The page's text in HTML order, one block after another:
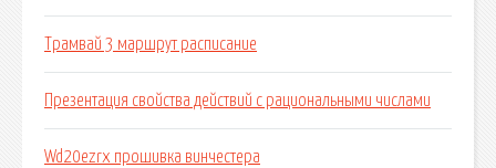
Трамвай 3 маршрут расписание
Презентация свойства действий с рациональными числами
Wd20ezrx прошивка винчестера